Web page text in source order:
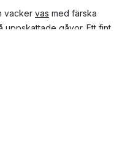
vacker vas med färska
uppskattade gåvor. Ett fint